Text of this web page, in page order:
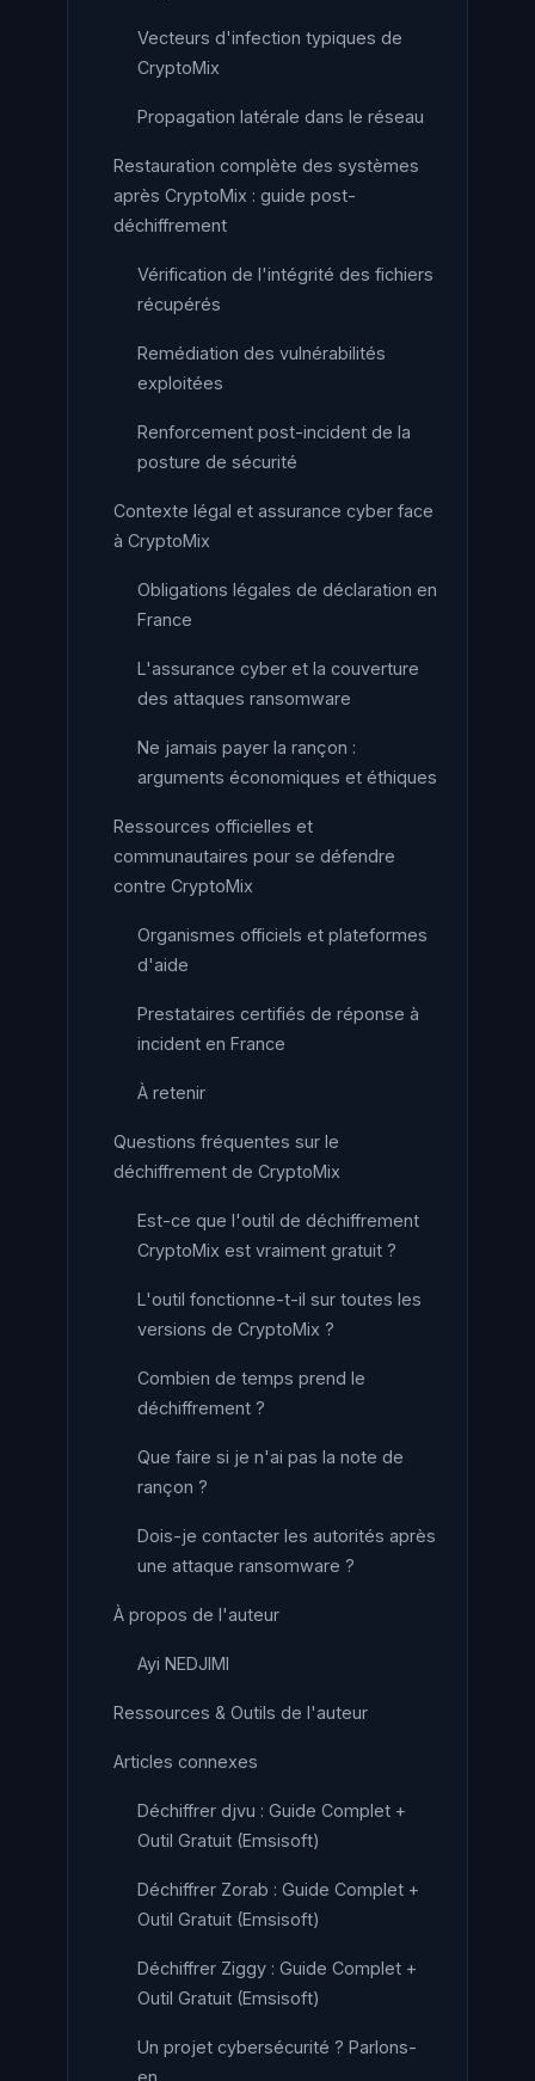
Vecteurs d'infection typiques de
CryptoMix
Propagation latérale dans le réseau
Restauration complète des systèmes
après CryptoMix : guide post-
déchiffrement
Vérification de l'intégrité des fichiers
récupérés
Remédiation des vulnérabilités
exploitées
Renforcement post-incident de la
posture de sécurité
Contexte légal et assurance cyber face
à CryptoMix
Obligations légales de déclaration en
France
L'assurance cyber et la couverture
des attaques ransomware
Ne jamais payer la rançon :
arguments économiques et éthiques
Ressources officielles et
communautaires pour se défendre
contre CryptoMix
Organismes officiels et plateformes
d'aide
Prestataires certifiés de réponse à
incident en France
À retenir
Questions fréquentes sur le
déchiffrement de CryptoMix
Est-ce que l'outil de déchiffrement
CryptoMix est vraiment gratuit ?
L'outil fonctionne-t-il sur toutes les
versions de CryptoMix ?
Combien de temps prend le
déchiffrement ?
Que faire si je n'ai pas la note de
rançon ?
Dois-je contacter les autorités après
une attaque ransomware ?
À propos de l'auteur
Ayi NEDJIMI
Ressources & Outils de l'auteur
Articles connexes
Déchiffrer djvu : Guide Complet +
Outil Gratuit (Emsisoft)
Déchiffrer Zorab : Guide Complet +
Outil Gratuit (Emsisoft)
Déchiffrer Ziggy : Guide Complet +
Outil Gratuit (Emsisoft)
Un projet cybersécurité ? Parlons-
en.